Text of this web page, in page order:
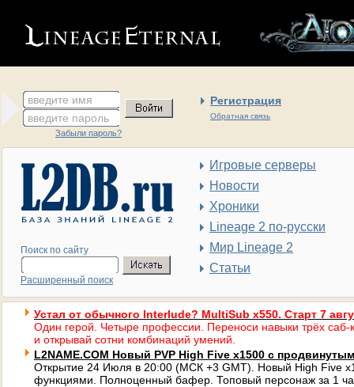
введите имя Регистрация
Обратная связь
введите пароль
Забыли пароль?
Поиск по сайту
Расширенный поиск
Игровые серверы
Новости
Хроники
Lineage 2 по-русски
Мир Lineage 2
Статьи
Устал от обычного Interlude? MultiSub x550. Старт 7
Один герой. Четыре профессии. Переноси навыки трёх саб-
и открывай сотни комбинаций умений.
L2NAME.COM Новый PVP High Five x1500 с
Открытие 24 Июля в 20:00 (МСК +3 GMT). Новый High Five
функциями. Полноценный бафер. Топовый персонаж за 1